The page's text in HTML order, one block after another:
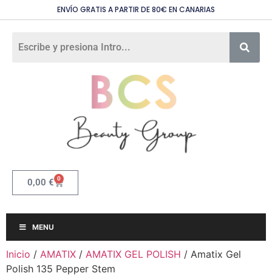
ENVÍO GRATIS A PARTIR DE 80€ EN CANARIAS
0,00 € 0
MENU
Inicio / AMATIX / AMATIX GEL POLISH / Amatix Gel
Polish 135 Pepper Stem